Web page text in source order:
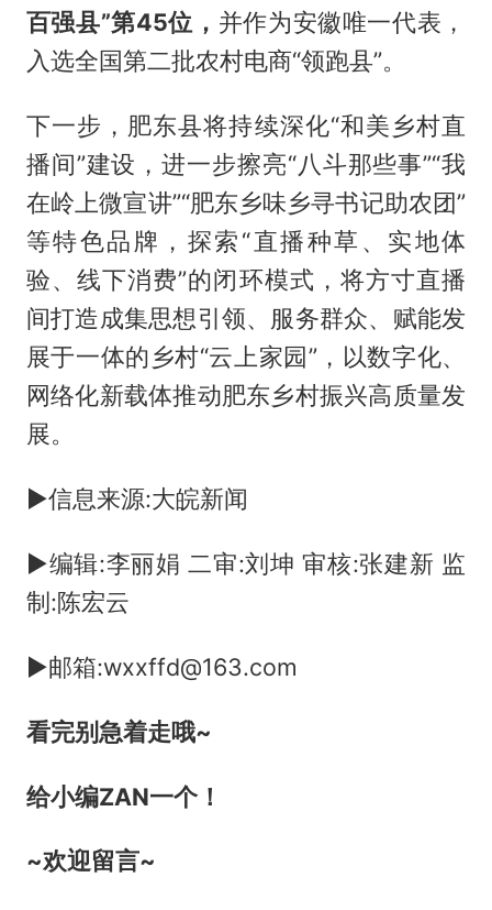
百强县”第45位， 并作为安徽唯一代表，
入选全国第二批农村电商“领跑县”。
下一步，肥东县将持续深化“和美乡村直
播间”建设，进一步擦亮“八斗那些事”“我
在岭上微宣讲”“肥东乡味乡寻书记助农团”
等特色品牌，探索“直播种草、实地体
验、线下消费”的闭环模式，将方寸直播
间打造成集思想引领、服务群众、赋能发
展于一体的乡村“云上家园”，以数字化、
网络化新载体推动肥东乡村振兴高质量发
展。
►信息来源:大皖新闻
►编辑:李丽娟 二审:刘坤 审核:张建新 监
制:陈宏云
►邮箱:wxxffd@163.com
看完别急着走哦~
给小编ZAN一个！
~欢迎留言~